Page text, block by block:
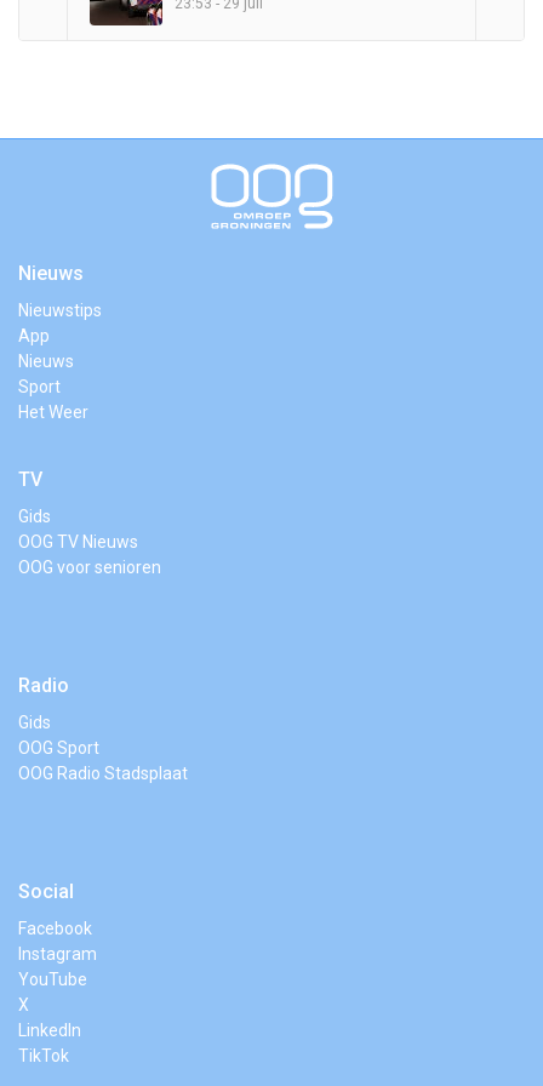
Nieuws
Nieuwstips
App
Nieuws
Sport
Het Weer
TV
Gids
OOG TV Nieuws
OOG voor senioren
Radio
Gids
OOG Sport
OOG Radio Stadsplaat
Social
Facebook
Instagram
YouTube
X
LinkedIn
TikTok